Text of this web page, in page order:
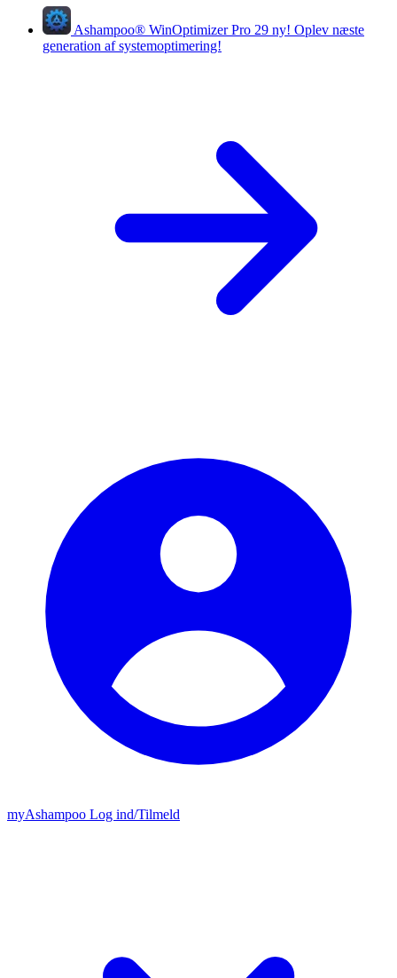
Ashampoo® WinOptimizer Pro 29 ny! Oplev næste
generation af systemoptimering!
myAshampoo Log ind/Tilmeld